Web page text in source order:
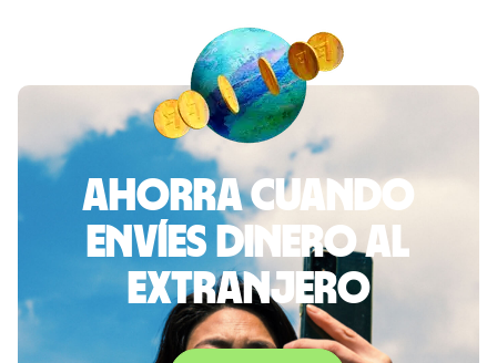
Ahorra cuando
envíes dinero al
extranjero